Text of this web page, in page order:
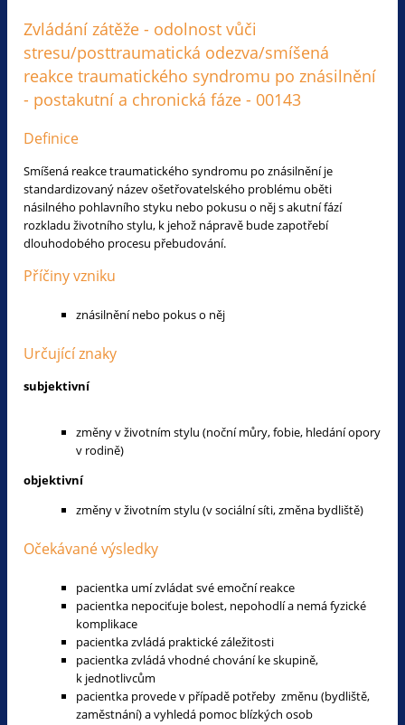
Zvládání zátěže - odolnost vůči
stresu/posttraumatická odezva/smíšená
reakce traumatického syndromu po znásilnění
- postakutní a chronická fáze - 00143
Definice
Smíšená reakce traumatického syndromu po znásilnění je
standardizovaný název ošetřovatelského problému oběti
násilného pohlavního styku nebo pokusu o něj s akutní fází
rozkladu životního stylu, k jehož nápravě bude zapotřebí
dlouhodobého procesu přebudování.
Příčiny vzniku
znásilnění nebo pokus o něj
Určující znaky
subjektivní
změny v životním stylu (noční můry, fobie, hledání opory
v rodině)
objektivní
změny v životním stylu (v sociální síti, změna bydliště)
Očekávané výsledky
pacientka umí zvládat své emoční reakce
pacientka nepociťuje bolest, nepohodlí a nemá fyzické
komplikace
pacientka zvládá praktické záležitosti
pacientka zvládá vhodné chování ke skupině,
k jednotlivcům
pacientka provede v případě potřeby změnu (bydliště,
zaměstnání) a vyhledá pomoc blízkých osob